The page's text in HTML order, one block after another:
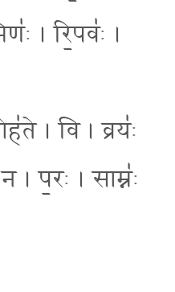
। रि॒पवः॑ ।
। वि । व्रयः॑
। प॒रः । साम्नः॑